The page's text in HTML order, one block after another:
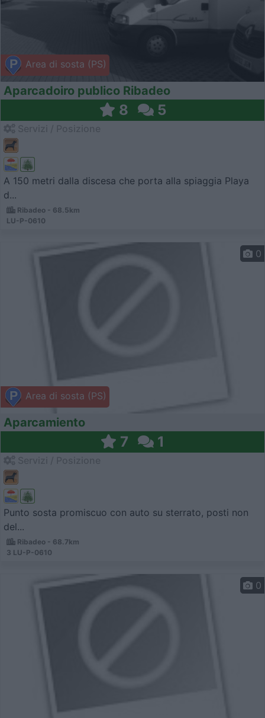
Area di sosta (PS)
Aparcadoiro publico Ribadeo
8 5
A 150 metri dalla discesa che porta alla spiaggia Playa
d...
Ribadeo - 68.5km
LU-P-0610
Area di sosta (PS)
0
Aparcamiento
7 1
Punto sosta promiscuo con auto su sterrato, posti non
del...
Ribadeo - 68.7km
3 LU-P-0610
0